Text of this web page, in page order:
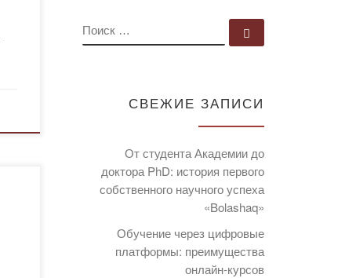
ПОИСК
СВЕЖИЕ ЗАПИСИ
От студента Академии до
доктора PhD: история первого
собственного научного успеха
«Bolashaq»
Обучение через цифровые
платформы: преимущества
онлайн-курсов